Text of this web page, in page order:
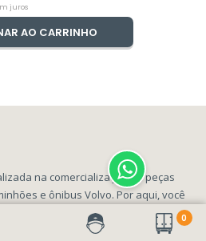
0
juros
AO CARRINHO
na comercialização de peças
e ônibus Volvo. Por aqui, você
e ótimo custo benefício!